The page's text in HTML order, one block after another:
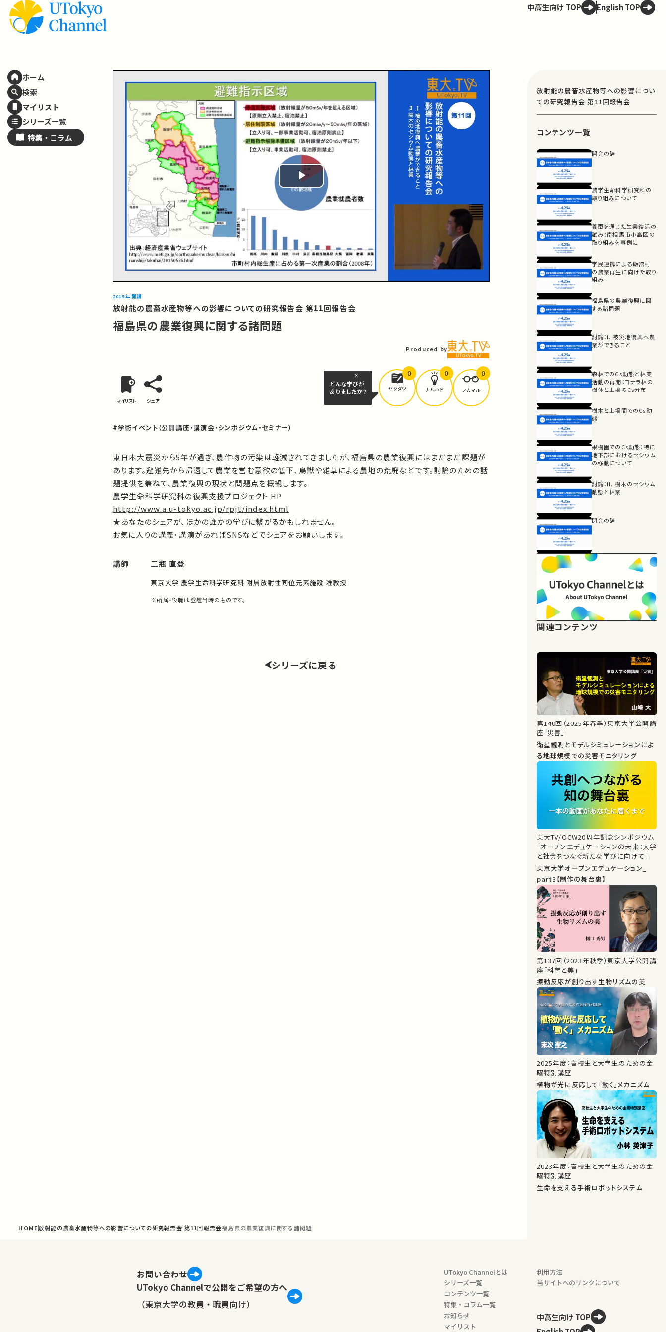
ホーム
検索
マイリスト
シリーズ一覧
特集・ コラム
中高生向け TOP English TOP
Play
Video
2015年 開講
放射能の農畜水産物等への影響についての研究報告会 第11回報告会
福島県の農業復興に関する諸問題
Produced by
マイリスト シェア
どんな学びが
ありましたか？
ヤクダツ
0
ナルホド
0
フカマル
0
#学術イベント（公開講座・講演会・シンポジウム・セミナー）
東日本大震災から5年が過ぎ、農作物の汚染は軽減されてきましたが、福島県の農業復興にはまだまだ課題が
あります。避難先から帰還して農業を営む意欲の低下、鳥獣や雑草による農地の荒廃などです。討論のための話
題提供を兼ねて、農業復興の現状と問題点を概観します。
農学生命科学研究科の復興支援プロジェクト HP
http://www.a.u-tokyo.ac.jp/rpjt/index.html
★あなたのシェアが、ほかの誰かの学びに繋がるかもしれません。
お気に入りの講義・講演があればSNSなどでシェアをお願いします。
講師 二瓶 直登
東京大学 農学生命科学研究科 附属放射性同位元素施設 准教授
※所属・役職は登壇当時のものです。
シリーズに戻る
HOME放射能の農畜水産物等への影響についての研究報告会 第11回報告会福島県の農業復興に関する諸問題
放射能の農畜水産物等への影響につい
ての研究報告会 第11回報告会
コンテンツ一覧
開会の辞
農学生命科学研究科の
取り組みについて
養蚕を通じた生業復活の
試み：南相馬市小高区の
取り組みを事例に
学民連携による飯舘村
の農業再生に向けた取り
組み
福島県の農業復興に関
する諸問題
討論：I. 被災地復興へ農
業ができること
森林でのCs動態と林業
活動の再開：コナラ林の
樹体と土壌のCs分布
樹木と土壌間でのCs動
態
果樹園でのCs動態：特に
地下部におけるセシウム
の移動について
討論：II. 樹木のセシウム
動態と林業
閉会の辞
関連コンテンツ
第140回（2025年春季）東京大学公開講
座「災害」
衛星観測とモデルシミュレーションによ
る地球規模での災害モニタリング
東大TV/OCW20周年記念シンポジウム
「オープンエデュケーションの未来：大学
と社会をつなぐ新たな学びに向けて」
東京大学オープンエデュケーション_
part3【制作の舞台裏】
第137回（2023年秋季）東京大学公開講
座「科学と美」
振動反応が創り出す生物リズムの美
2025年度：高校生と大学生のための金
曜特別講座
植物が光に反応して「動く」メカニズム
2023年度：高校生と大学生のための金
曜特別講座
生命を支える手術ロボットシステム
お問い合わせ
UTokyo Channelで公開をご希望の方へ
（東京大学の教員・職員向け）
UTokyo Channelとは
シリーズ一覧
コンテンツ一覧
特集・コラム一覧
お知らせ
マイリスト
利用方法
当サイトへのリンクについて
中高生向け TOP